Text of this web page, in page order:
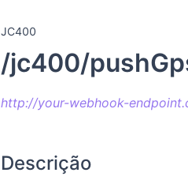
JC400
/jc400/
http://your-webhook-
Descrição